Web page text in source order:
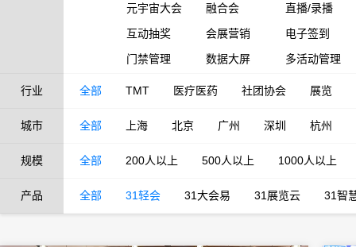
元宇宙大会
融合会
直播/录播
互动抽奖
会展营销
电子签到
门禁管理
数据大屏 多活动管理
行业 全部 TMT 医疗医药 社团协会 展览
城市 全部 上海 北京 广州 深圳 杭州
规模 全部 200人以上 500人以上 1000人以上
产品 全部 31轻会 31大会易 31展览云 31智